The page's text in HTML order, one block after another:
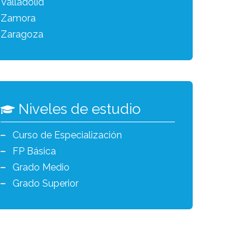
Zamora
Zaragoza
Niveles de estudio
Curso de Especialización
FP Básica
Grado Medio
Grado Superior